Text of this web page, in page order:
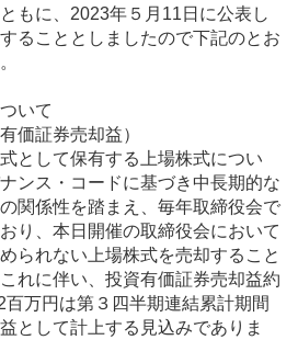
もに、2023年５月11日に公表し
ることとしましたので下記のとお
いて
価証券売却益）
として保有する上場株式につい
ンス・コードに基づき中長期的な
関係性を踏まえ、毎年取締役会で
り、本日開催の取締役会において
られない上場株式を売却すること
れに伴い、投資有価証券売却益約
万円は第３四半期連結累計期間
として計上する見込みでありま